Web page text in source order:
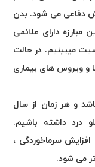
دفاعی می شود. بدن
مبارزه دارای علائمی
میبینیم. در حالت
و ویروس های بیماری
و هر زمان از سال
درد داشته باشیم.
سرماخوردگی ،
می شود.